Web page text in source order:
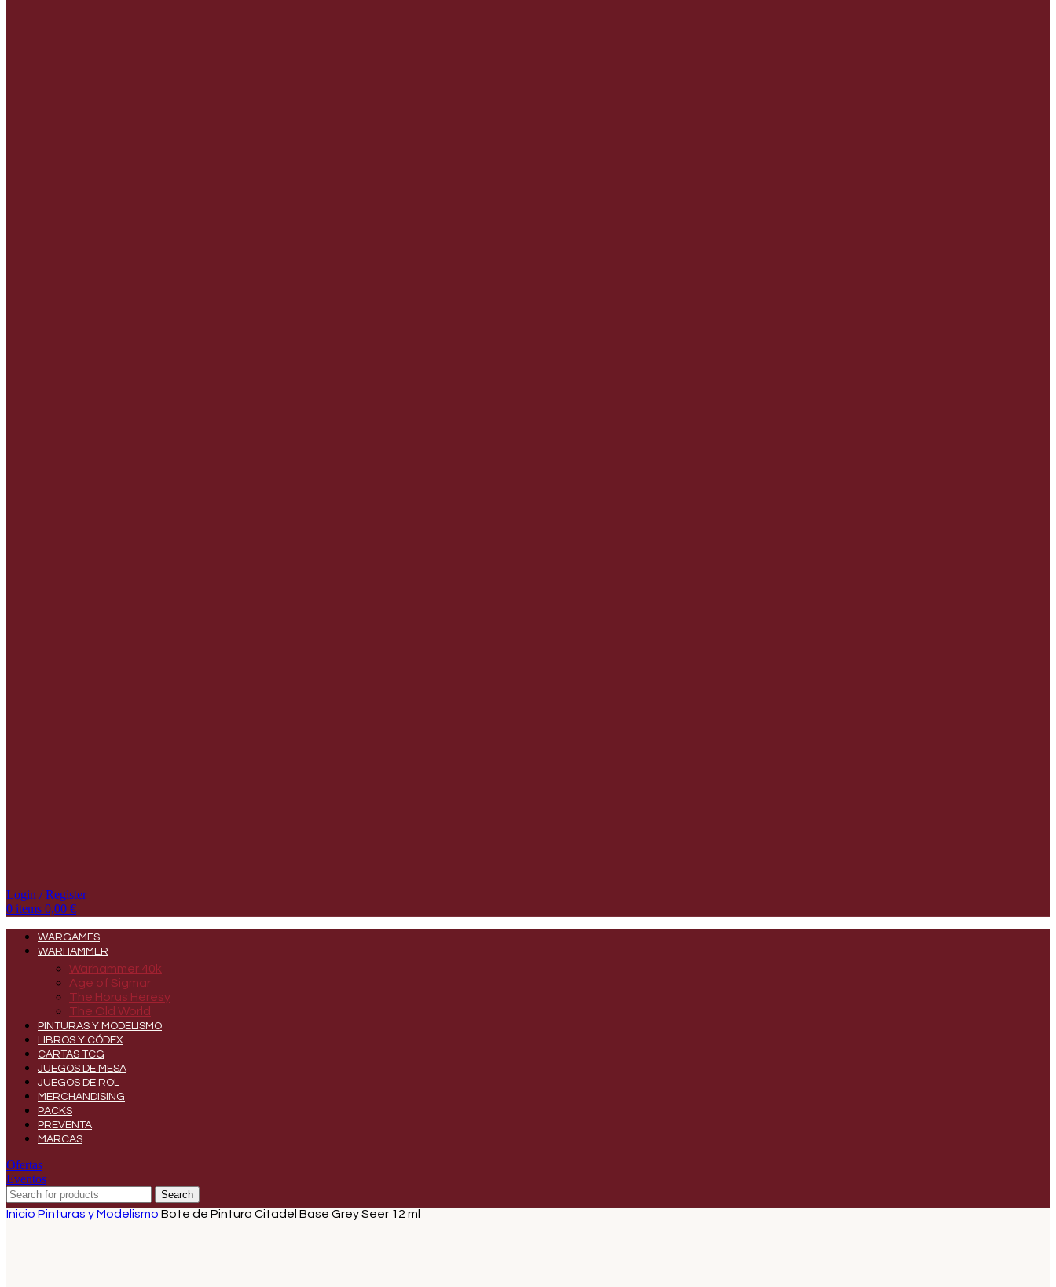
Login / Register
0 items 0,00 €
WARGAMES
WARHAMMER
Warhammer 40k
Age of Sigmar
The Horus Heresy
The Old World
PINTURAS Y MODELISMO
LIBROS Y CÓDEX
CARTAS TCG
JUEGOS DE MESA
JUEGOS DE ROL
MERCHANDISING
PACKS
PREVENTA
MARCAS
Ofertas
Eventos
Search
Inicio Pinturas y Modelismo Bote de Pintura Citadel Base Grey Seer 12 ml